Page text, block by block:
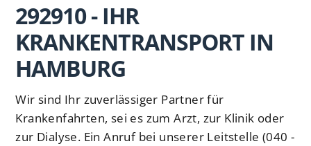
292910 - IHR
KRANKENTRANSPORT IN
HAMBURG
Wir sind Ihr zuverlässiger Partner für
Krankenfahrten, sei es zum Arzt, zur Klinik oder
zur Dialyse. Ein Anruf bei unserer Leitstelle (040 -